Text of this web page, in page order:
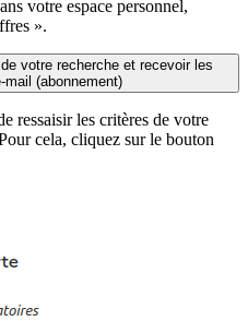
votre espace personnel,
».
votre recherche et recevoir les
mail (abonnement)
ressaisir les critères de votre
cela, cliquez sur le bouton